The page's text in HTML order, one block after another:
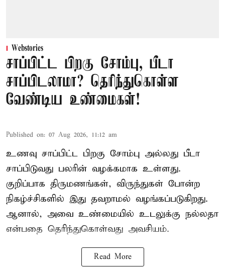
Webstories
சாப்பிட்ட பிறகு சோம்பு, பீடா
சாப்பிடலாமா? தெரிந்துகொள்ள
வேண்டிய உண்மைகள்!
Published on: 07 Aug 2026, 11:12 am
உணவு சாப்பிட்ட பிறகு சோம்பு அல்லது பீடா
சாப்பிடுவது பலரின் வழக்கமாக உள்ளது.
குறிப்பாக திருமணங்கள், விருந்துகள் போன்ற
நிகழ்ச்சிகளில் இது தவறாமல் வழங்கப்படுகிறது.
ஆனால், அவை உண்மையில் உடலுக்கு நல்லதா
என்பதை தெரிந்துகொள்வது அவசியம்.
Read More